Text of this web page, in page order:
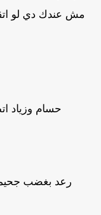
مش عندك دي لو
حسام وزياد
رعد بغضب